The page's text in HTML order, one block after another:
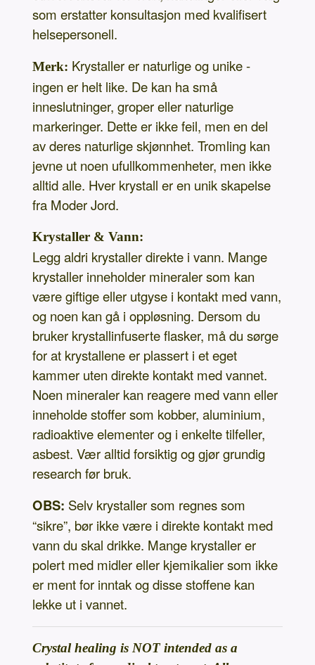
som erstatter konsultasjon med kvalifisert
helsepersonell.
Merk: Krystaller er naturlige og unike -
ingen er helt like. De kan ha små
inneslutninger, groper eller naturlige
markeringer. Dette er ikke feil, men en del
av deres naturlige skjønnhet. Tromling kan
jevne ut noen ufullkommenheter, men ikke
alltid alle. Hver krystall er en unik skapelse
fra Moder Jord.
Krystaller & Vann:
Legg aldri krystaller direkte i vann. Mange
krystaller inneholder mineraler som kan
være giftige eller utgyse i kontakt med vann,
og noen kan gå i oppløsning. Dersom du
bruker krystallinfuserte flasker, må du sørge
for at krystallene er plassert i et eget
kammer uten direkte kontakt med vannet.
Noen mineraler kan reagere med vann eller
inneholde stoffer som kobber, aluminium,
radioaktive elementer og i enkelte tilfeller,
asbest. Vær alltid forsiktig og gjør grundig
research før bruk.
OBS: Selv krystaller som regnes som
“sikre”, bør ikke være i direkte kontakt med
vann du skal drikke. Mange krystaller er
polert med midler eller kjemikalier som ikke
er ment for inntak og disse stoffene kan
lekke ut i vannet.
Crystal healing is NOT intended as a